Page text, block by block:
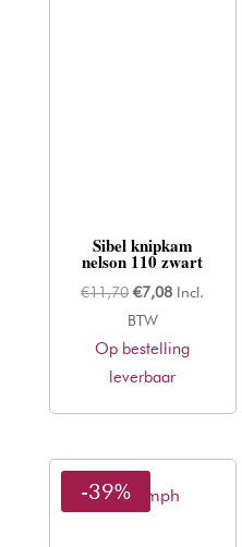
Sibel knipkam
nelson 110 zwart
€11,70 Oorspronkelijke
prijs
was:
€11,70.
€7,08Huidige
is:
€7,08.
Incl.
BTW
Op bestelling
leverbaar
Thriumph
-39%